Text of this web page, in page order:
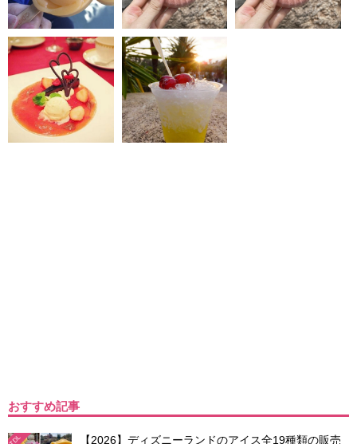
おすすめ記事
TDL
【2026】ディズニーランドのアイス全19種類の販売